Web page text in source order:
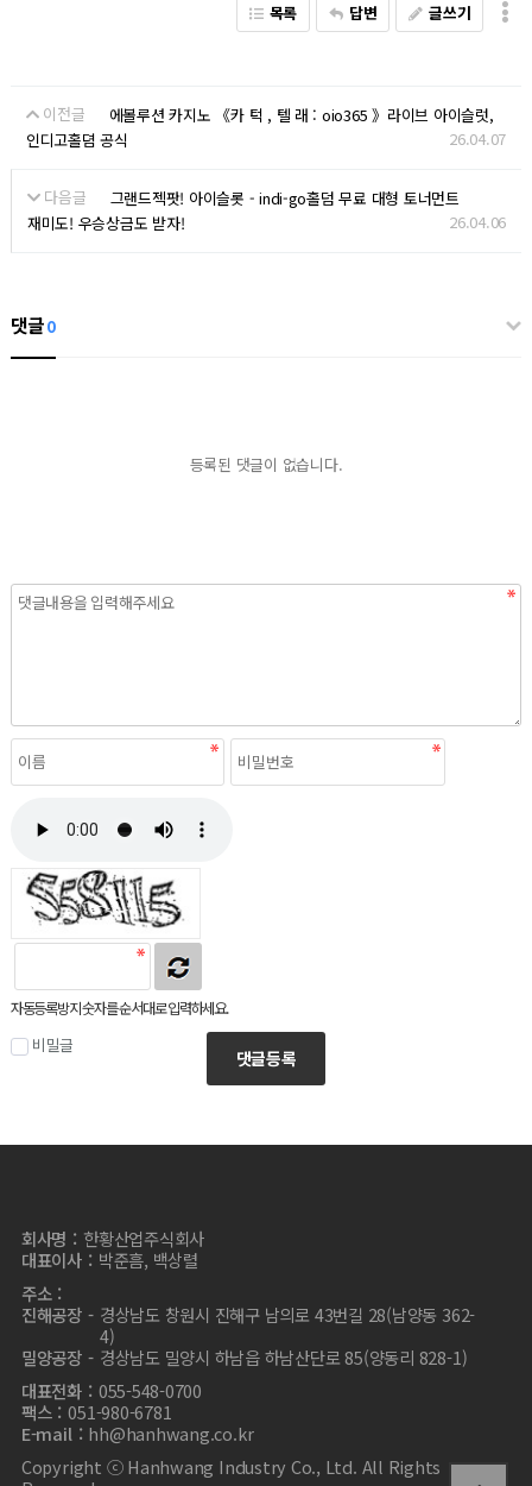
목록 답변 글쓰기
이전글
에볼루션 카지노 《카 턱 , 텔 래 : oio365 》라­이브 아이슬럿,
인디­고홀뎜 공식
26.04.07
다음글
그랜드젝팟! 아이슬­롯 - indi-go홀­덤 무료 대형 토너먼트
재미도! 우승상금도 받자!
26.04.06
댓글0
등록된 댓글이 없습니다.
자동등록방지 숫자를 순서대로 입력하세요.
비밀글
댓글등록
회사명
한황산업주식회사
대표이사
박준흠, 백상렬
주소
진해공장
경상남도 창원시 진해구 남의로 43번길 28(남양동 362-
4)
밀양공장
경상남도 밀양시 하남읍 하남산단로 85(양동리 828-1)
대표전화
055-548-0700
팩스
051-980-6781
E-mail
hh@hanhwang.co.kr
Copyright ⓒ Hanhwang Industry Co., Ltd. All Rights